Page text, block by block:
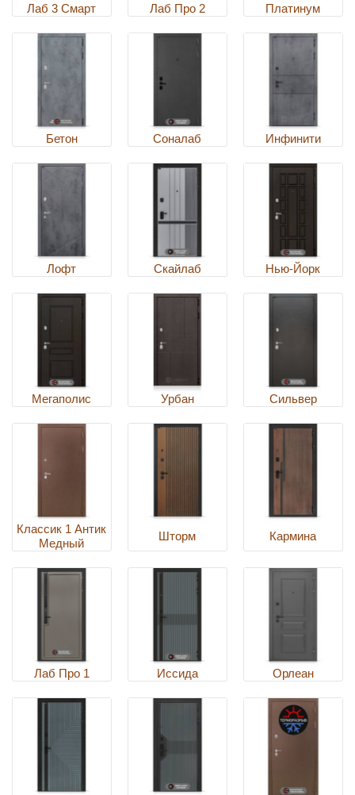
Лаб 3 Смарт Лаб Про 2 Платинум
Бетон Соналаб Инфинити
Лофт Скайлаб Нью-Йорк
Мегаполис Урбан Сильвер
Классик 1 Антик
Медный
Шторм Кармина
Лаб Про 1 Иссида Орлеан